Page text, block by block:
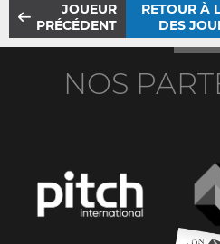
JOUEUR
PRÉCÉDENT
RETOUR À
DES
NOS